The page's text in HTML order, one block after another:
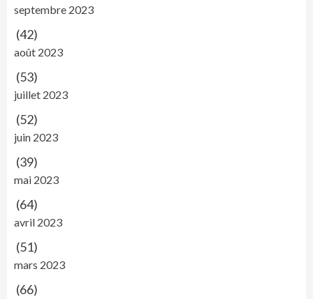
septembre 2023
(42)
août 2023
(53)
juillet 2023
(52)
juin 2023
(39)
mai 2023
(64)
avril 2023
(51)
mars 2023
(66)